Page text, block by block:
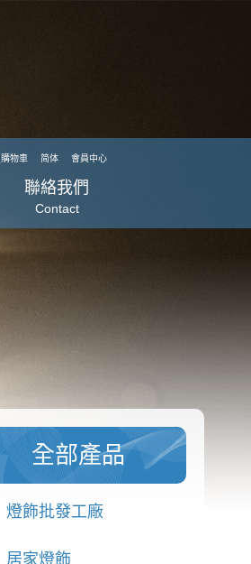
購物車 简体 會員中心
聯絡我們
Contact
全部產品
燈飾批發工廠
居家燈飾